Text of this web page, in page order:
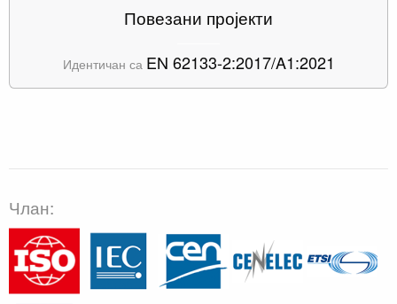
Повезани пројекти
Идентичан са EN 62133-2:2017/A1:2021
Члан: